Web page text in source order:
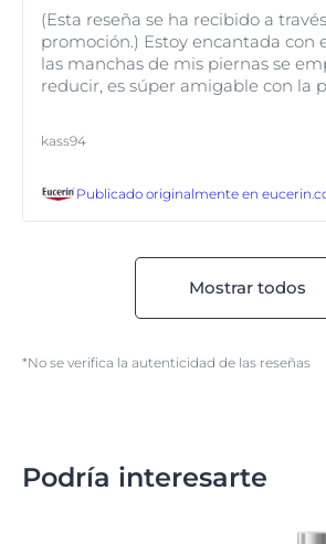
(Esta reseña se ha recibido a
promoción.) Estoy encantada con
las manchas de mis piernas se
reducir, es súper amigable con la
kass94
Publicado originalmente en
Mostrar todos
*No se verifica la autenticidad de las reseñas
Podría interesarte